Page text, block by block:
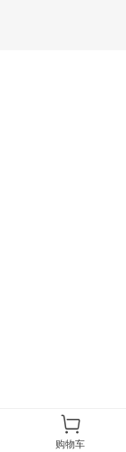
购物车